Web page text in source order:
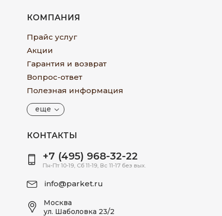
КОМПАНИЯ
Прайс услуг
Акции
Гарантия и возврат
Вопрос-ответ
Полезная информация
еще
КОНТАКТЫ
+7 (495) 968-32-22
Пн-Пт 10-19, Сб 11-19, Вс 11-17 без вых.
info@parket.ru
Москва
ул. Шаболовка 23/2